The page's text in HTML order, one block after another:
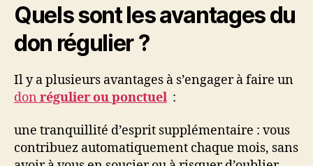
Quels sont les avantages du
don régulier ?
Il y a plusieurs avantages à s’engager à faire un
don régulier ou ponctuel :
une tranquillité d’esprit supplémentaire : vous
contribuez automatiquement chaque mois, sans